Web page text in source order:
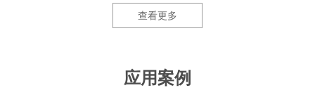
查看更多
应用案例